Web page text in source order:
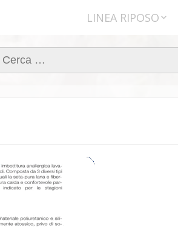
LINEA RIPOSO
Materassi
Cuscini
per: